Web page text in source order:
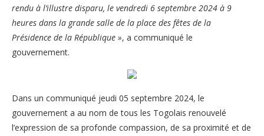
rendu à l’illustre disparu, le vendredi 6 septembre 2024 à 9
heures dans la grande salle de la place des fêtes de la
Présidence de la République », a communiqué le
gouvernement.
Dans un communiqué jeudi 05 septembre 2024, le
gouvernement a au nom de tous les Togolais renouvelé
l’expression de sa profonde compassion, de sa proximité et de